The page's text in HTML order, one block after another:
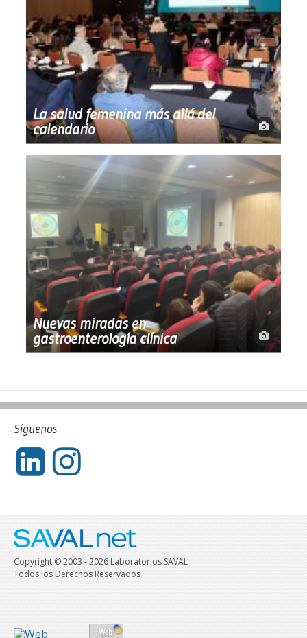
La salud femenina más allá del
calendario
Nuevas miradas en
gastroenterología clínica
Síguenos
Copyright © 2003 - 2026 Laboratorios SAVAL
Todos los Derechos Reservados